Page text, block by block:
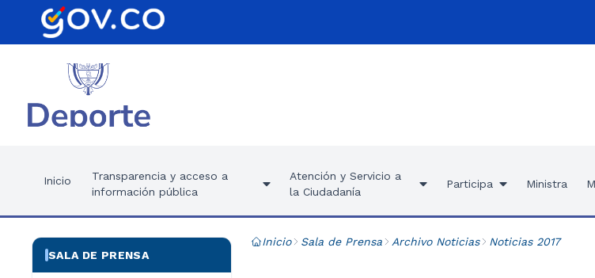
Inicio
Transparencia y acceso a
información pública
Atención y Servicio a
la Ciudadanía
Participa Ministra
SALA DE PRENSA
Inicio Sala de Prensa Archivo Noticias Noticias 2017